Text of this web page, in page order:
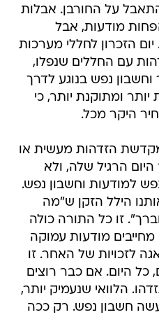
על החורבן. אבלות
מודעות, אבל
הזכרון לחללי מערכות
עם החללים שנפלו,
נפש בנוגע לדרך
ומתוקנת יותר, כי
היקר מכל.
הזדהות מעשית או
הרגיל שלה, ולא
למודעות וחשבון נפש.
הילל הזקן ש"מה
זו כל התורה כולה
מודעות עמוקה
לזכויות של האחר. זו
כל היום. אם כבר רוצים
הלוואי שנעמיק יותר,
חשבון נפש. רק ככה